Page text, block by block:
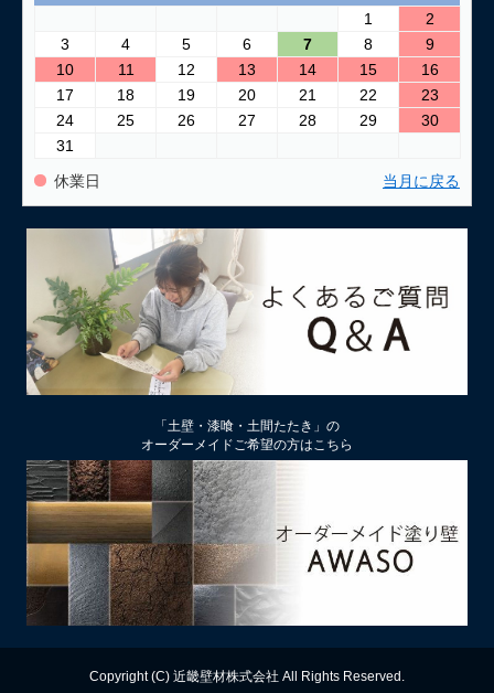
1
2
3
4 5 6 7 8
9
10
11 12 13 14 15
16
17
18 19 20 21 22
23
24
25 26 27 28 29
30
31
休業日 当月に戻る
「土壁・漆喰・土間たたき」の
オーダーメイドご希望の方はこちら
Copyright (C) 近畿壁材株式会社 All Rights Reserved.